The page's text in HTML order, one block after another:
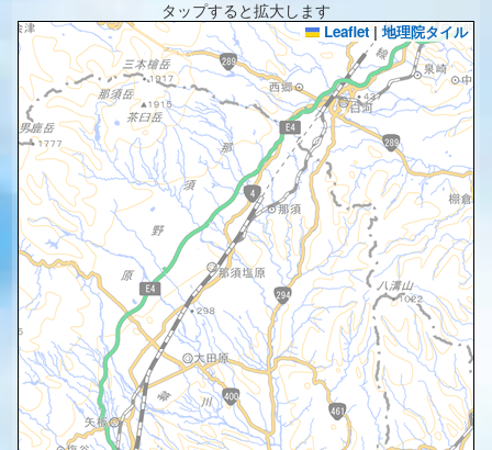
タップすると拡大します
Leaflet | 地理院タイル